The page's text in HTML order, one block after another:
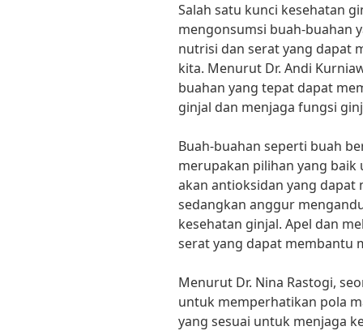
Salah satu kunci kesehatan
mengonsumsi buah-buahan
nutrisi dan serat yang dapat
kita. Menurut Dr. Andi
buahan yang tepat dapat
ginjal dan menjaga fungsi
Buah-buahan seperti buah
merupakan pilihan yang baik
akan antioksidan yang
sedangkan anggur
kesehatan ginjal. Apel dan
serat yang dapat membantu
Menurut Dr. Nina Rastogi,
untuk memperhatikan pola
yang sesuai untuk menjaga